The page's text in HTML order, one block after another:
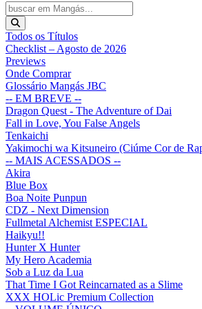
Todos os Títulos
Checklist – Agosto de 2026
Previews
Onde Comprar
Glossário Mangás JBC
-- EM BREVE --
Dragon Quest - The Adventure of Dai
Fall in Love, You False Angels
Tenkaichi
Yakimochi wa Kitsuneiro (Ciúme Cor de
-- MAIS ACESSADOS --
Akira
Blue Box
Boa Noite Punpun
CDZ - Next Dimension
Fullmetal Alchemist ESPECIAL
Haikyu!!
Hunter X Hunter
My Hero Academia
Sob a Luz da Lua
That Time I Got Reincarnated as a Slime
XXX HOLic Premium Collection